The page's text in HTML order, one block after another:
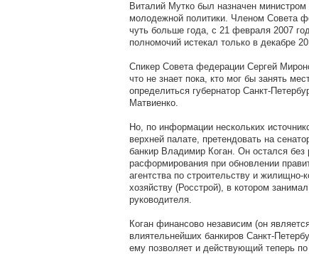
Виталий Мутко был назначен министром
молодежной политики. Членом Совета
чуть больше года, с 21 февраля 2007
полномочий истекал только в декабре
Спикер Совета федерации Сергей
что не знает пока, кто мог бы занять
определиться губернатор Санкт-
Матвиенко.
Но, по информации нескольких
верхней палате, претендовать на
банкир Владимир Коган. Он остался без
расформирования при обновлении
агентства по строительству и жилищно-
хозяйству (Росстрой), в котором
руководителя.
Коган финансово независим (он
влиятельнейших банкиров Санкт-
ему позволяет и действующий теперь по